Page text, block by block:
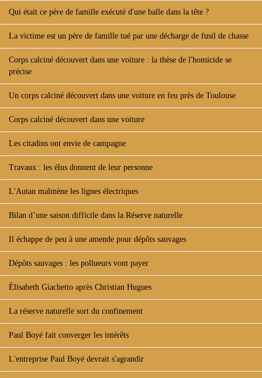
Qui était ce père de famille exécuté d'une balle dans la tête ?
La victime est un père de famille tué par une décharge de fusil de chasse
Corps calciné découvert dans une voiture : la thèse de l'homicide se
précise
Un corps calciné découvert dans une voiture en feu près de Toulouse
Corps calciné découvert dans une voiture
Les citadins ont envie de campagne
Travaux : les élus donnent de leur personne
L'Autan malmène les lignes électriques
Bilan d’une saison difficile dans la Réserve naturelle
Il échappe de peu à une amende pour dépôts sauvages
Dépôts sauvages : les pollueurs vont payer
Élisabeth Giachetto après Christian Hugues
La réserve naturelle sort du confinement
Paul Boyé fait converger les intérêts
L'entreprise Paul Boyé devrait s'agrandir